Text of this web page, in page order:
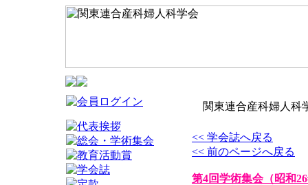
関東連合産科婦人科
<< 学会誌へ戻る
<< 前のページへ戻る
第4回学術集会（昭和